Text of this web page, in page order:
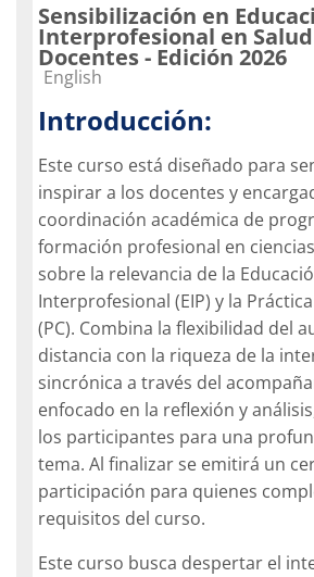
Sensibilización en
Interprofesional en
Docentes - Edición 2026
Course category
English
Introducción:
Este curso está diseñado para
inspirar a los docentes y
coordinación académica de
formación profesional en
sobre la relevancia de la
Interprofesional (EIP) y la
(PC). Combina la flexibilidad del
distancia con la riqueza de la
sincrónica a través del
enfocado en la reflexión y
los participantes para una
tema. Al finalizar se emitirá un
participación para quienes
requisitos del curso.
Este curso busca despertar el